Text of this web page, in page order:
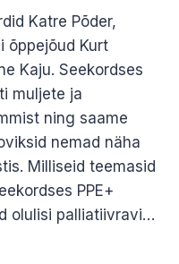
Katre Põder,
õppejõud Kurt
Kaju. Seekordses
muljete ja
ning saame
nemad näha
Milliseid teemasid
PPE+
olulisi palliatiivravi…